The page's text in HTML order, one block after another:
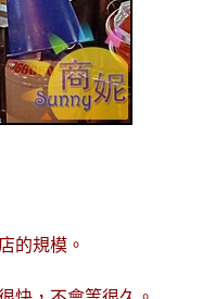
的規模。